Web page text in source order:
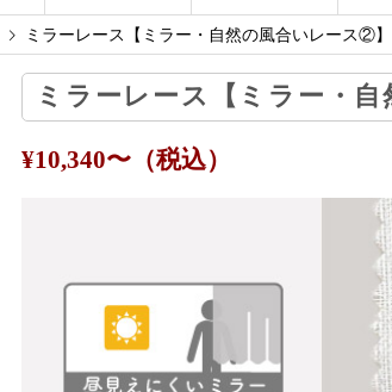
ミラーレース【ミラー・自然の風合いレース②】
ミラーレース【ミラー・
¥10,340〜（税込）